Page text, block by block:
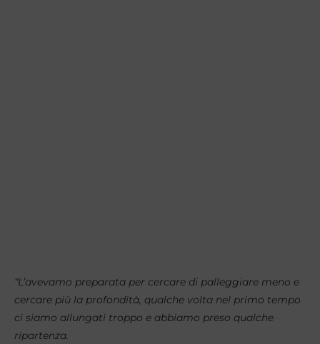
“L’avevamo preparata per cercare di palleggiare meno e
cercare più la profondità, qualche volta nel primo tempo
ci siamo allungati troppo e abbiamo preso qualche
ripartenza.